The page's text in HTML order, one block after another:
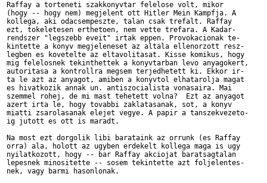
Raffay a torteneti szakkonyvtar felelose volt, mikor
(hogy -- hogy nem) megjelent ott Hitler Mein Kampfja. A
kollega, aki odacsempeszte, talan csak trefalt. Raffay
ezt, tokeletesen erthetoen, nem vette trefara. A Kadar-
rendszer "legszebb eveit" irtak eppen. Provokacionak te-
kintette a konyv megjeleneset az altala ellenorzott resz-
legben es kovetelte az eltavolitasat. Kisse komikus, hogy
mig felelosnek tekinthettek a konyvtarban levo anyagokert,
autoritasa a kontrollra megsem terjedhetett ki. Ekkor ir-
ta le azt az anyagot, amiben a konyvtol elhatarolja magat
es hivatkozik annak un. antiszocialista vonasaira. Mai
szemmel rohej, de mi mast tehetett volna?  Ezt az anyagot
azert irta le, hogy tovabbi zaklatasanak, sot, a konyv
miatti zsarolasanak elejet vegye. A papir a tanszekvezeto-
ig jutott es ott is maradt.
Na most ezt dorgolik libi barataink az orrunk (es Raffay
orra) ala, holott az ugyben erdekelt kollega maga is ugy
nyilatkozott, hogy -- bar Raffay akciojat baratsagtalan
lepesnek minositette -- sosem tekintette azt foljelentes-
nek, vagy barmi hasonlonak.